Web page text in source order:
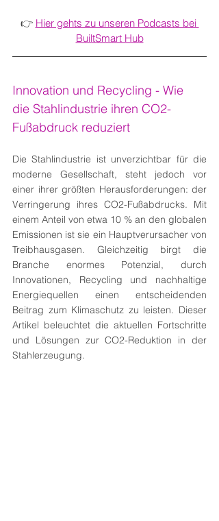
👉 Hier gehts zu unseren Podcasts bei
BuiltSmart Hub
Innovation und Recycling - Wie
die Stahlindustrie ihren CO2-
Fußabdruck reduziert
Die Stahlindustrie ist unverzichtbar für die
moderne Gesellschaft, steht jedoch vor
einer ihrer größten Herausforderungen: der
Verringerung ihres CO2-Fußabdrucks. Mit
einem Anteil von etwa 10 % an den globalen
Emissionen ist sie ein Hauptverursacher von
Treibhausgasen. Gleichzeitig birgt die
Branche enormes Potenzial, durch
Innovationen, Recycling und nachhaltige
Energiequellen einen entscheidenden
Beitrag zum Klimaschutz zu leisten. Dieser
Artikel beleuchtet die aktuellen Fortschritte
und Lösungen zur CO2-Reduktion in der
Stahlerzeugung.